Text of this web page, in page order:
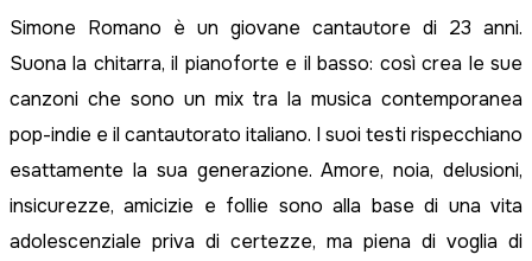
Simone Romano è un giovane cantautore di 23 anni.
Suona la chitarra, il pianoforte e il basso: così crea le sue
canzoni che sono un mix tra la musica contemporanea
pop-indie e il cantautorato italiano. I suoi testi rispecchiano
esattamente la sua generazione. Amore, noia, delusioni,
insicurezze, amicizie e follie sono alla base di una vita
adolescenziale priva di certezze, ma piena di voglia di